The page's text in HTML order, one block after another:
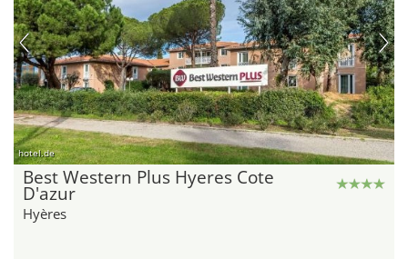
hotel.de
Best Western Plus Hyeres Cote
D'azur
Hyères